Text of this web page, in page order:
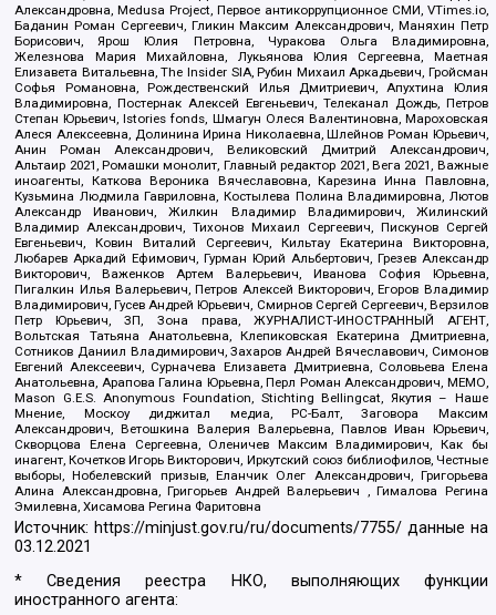
Александровна, Medusa Project, Первое антикоррупционное СМИ, VTimes.io,
Баданин Роман Сергеевич, Гликин Максим Александрович, Маняхин Петр
Борисович, Ярош Юлия Петровна, Чуракова Ольга Владимировна,
Железнова Мария Михайловна, Лукьянова Юлия Сергеевна, Маетная
Елизавета Витальевна, The Insider SIA, Рубин Михаил Аркадьевич, Гройсман
Софья Романовна, Рождественский Илья Дмитриевич, Апухтина Юлия
Владимировна, Постернак Алексей Евгеньевич, Телеканал Дождь, Петров
Степан Юрьевич, Istories fonds, Шмагун Олеся Валентиновна, Мароховская
Алеся Алексеевна, Долинина Ирина Николаевна, Шлейнов Роман Юрьевич,
Анин Роман Александрович, Великовский Дмитрий Александрович,
Альтаир 2021, Ромашки монолит, Главный редактор 2021, Вега 2021, Важные
иноагенты, Каткова Вероника Вячеславовна, Карезина Инна Павловна,
Кузьмина Людмила Гавриловна, Костылева Полина Владимировна, Лютов
Александр Иванович, Жилкин Владимир Владимирович, Жилинский
Владимир Александрович, Тихонов Михаил Сергеевич, Пискунов Сергей
Евгеньевич, Ковин Виталий Сергеевич, Кильтау Екатерина Викторовна,
Любарев Аркадий Ефимович, Гурман Юрий Альбертович, Грезев Александр
Викторович, Важенков Артем Валерьевич, Иванова София Юрьевна,
Пигалкин Илья Валерьевич, Петров Алексей Викторович, Егоров Владимир
Владимирович, Гусев Андрей Юрьевич, Смирнов Сергей Сергеевич, Верзилов
Петр Юрьевич, ЗП, Зона права, ЖУРНАЛИСТ-ИНОСТРАННЫЙ АГЕНТ,
Вольтская Татьяна Анатольевна, Клепиковская Екатерина Дмитриевна,
Сотников Даниил Владимирович, Захаров Андрей Вячеславович, Симонов
Евгений Алексеевич, Сурначева Елизавета Дмитриевна, Соловьева Елена
Анатольевна, Арапова Галина Юрьевна, Перл Роман Александрович, МЕМО,
Mason G.E.S. Anonymous Foundation, Stichting Bellingcat, Якутия – Наше
Мнение, Москоу диджитал медиа, РС-Балт, Заговора Максим
Александрович, Ветошкина Валерия Валерьевна, Павлов Иван Юрьевич,
Скворцова Елена Сергеевна, Оленичев Максим Владимирович, Как бы
инагент, Кочетков Игорь Викторович, Иркутский союз библиофилов, Честные
выборы, Нобелевский призыв, Еланчик Олег Александрович, Григорьева
Алина Александровна, Григорьев Андрей Валерьевич , Гималова Регина
Эмилевна, Хисамова Регина Фаритовна
Источник: https://minjust.gov.ru/ru/documents/7755/ данные на
03.12.2021
* Сведения реестра НКО, выполняющих функции
иностранного агента: